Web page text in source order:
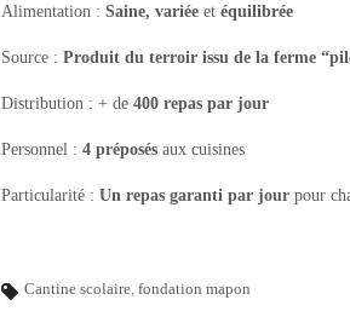
Alimentation : Saine, variée et équilibrée
Source : Produit du terroir issu de la ferme
Distribution : + de 400 repas par jour
Personnel : 4 préposés aux cuisines
Particularité : Un repas garanti par jour pour
Cantine scolaire fondation mapon